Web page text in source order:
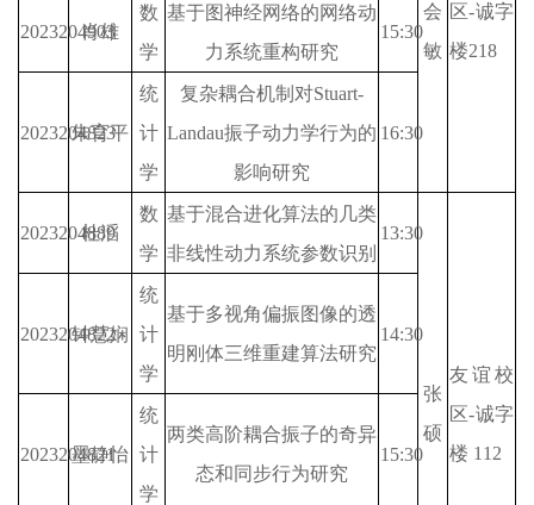
会
敏
区-诚字
楼218
2023204903
肖雄
数
学
基于图神经网络的网络动
力系统重构研究
15:30
2023204823
朱育平
统
计
学
复杂耦合机制对Stuart-
Landau振子动力学行为的
影响研究
16:30
2023204889
杜滔
数
学
基于混合进化算法的几类
非线性动力系统参数识别
13:30
张
硕
友谊校
区-诚字
楼 112
2023204822
钟慧娴
统
计
学
基于多视角偏振图像的透
明刚体三维重建算法研究
14:30
2023204821
墨静怡
统
计
学
两类高阶耦合振子的奇异
态和同步行为研究
15:30